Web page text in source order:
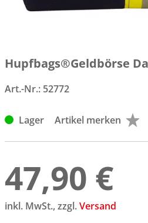
Hupfbags®Geldbörse
Art.-Nr.: 52772
Lager Artikel merken
47,90 €
inkl. MwSt., zzgl.Versand